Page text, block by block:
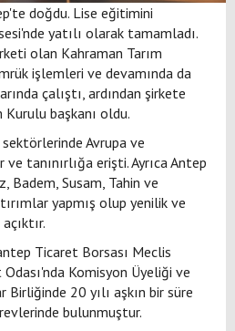
doğdu. Lise eğitimini
yatılı olarak tamamladı.
olan Kahraman Tarım
işlemleri ve devamında da
çalıştı, ardından şirkete
başkanı oldu.
Avrupa ve
tanınırlığa erişti. Ayrıca Antep
Badem, Susam, Tahin ve
yapmış olup yenilik ve
Ticaret Borsası Meclis
Komisyon Üyeliği ve
20 yılı aşkın bir süre
bulunmuştur.